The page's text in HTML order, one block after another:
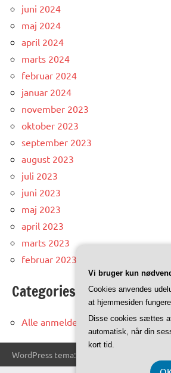
juni 2024
maj 2024
april 2024
marts 2024
februar 2024
januar 2024
november 2023
oktober 2023
september 2023
august 2023
juli 2023
juni 2023
maj 2023
april 2023
marts 2023
februar 2023
Categories
Alle anmeldelser og artikler
WordPress tema: Dynamico by ThemeZee.
Vi bruger kun
Cookies anvendes
at hjemmesiden
Disse cookies sættes
automatisk, når din
kort tid.